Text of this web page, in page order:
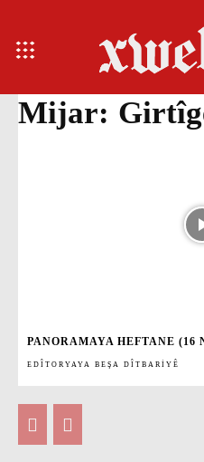
Mijar:
PANORAMAYA HEFTANE (16
EDÎTORYAYA BEŞA DÎTBARIYÊ